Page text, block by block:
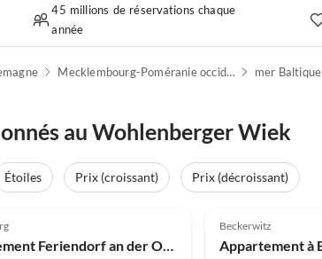
45 millions de réservations chaque
année
Mecklembourg-Poméranie occidentale mer Baltique
au Wohlenberger Wiek
Étoiles Prix (croissant)
Prix (décroissant)
Appartement Feriendorf an der Ostsee, Wohlenberg
Beckerwitz